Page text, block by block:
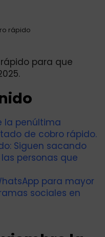
rápido
para que
la penúltima
de cobro rápido.
Siguen sacando
personas que
para mayor
sociales en